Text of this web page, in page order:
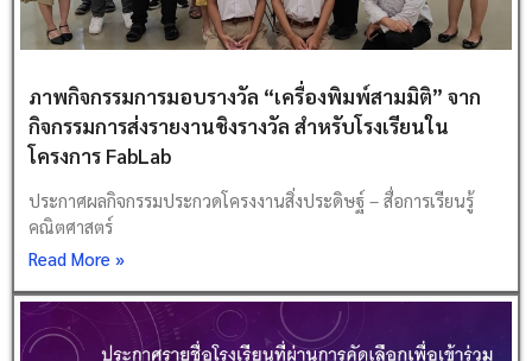
ภาพกิจกรรมการมอบรางวัล “เครื่องพิมพ์สามมิติ” จาก
กิจกรรมการส่งรายงานชิงรางวัล สำหรับโรงเรียนใน
โครงการ FabLab
ประกาศผลกิจกรรมประกวดโครงงานสิ่งประดิษฐ์ – สื่อการเรียนรู้
คณิตศาสตร์
Read More »